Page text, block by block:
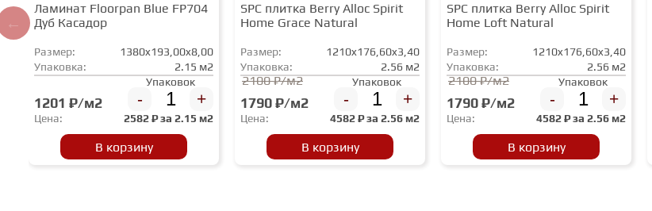
Ламинат Floorpan Blue FP704
Дуб Касадор
Размер:
1380x193,00x8,00
Упаковка:
2.15 м2
1201 ₽/м2
Упаковок
- +
Цена: 2582₽ за 2.15 м2
В корзину
SPC плитка Berry Alloc Spirit
Home Grace Natural
Размер:
1210x176,60x3,40
Упаковка:
2.56 м2
2100 ₽/м2
1790 ₽/м2
Упаковок
- +
Цена: 4582₽ за 2.56 м2
В корзину
SPC плитка Berry Alloc Spirit
Home Loft Natural
Размер:
1210x176,60x3,40
Упаковка:
2.56 м2
2100 ₽/м2
1790 ₽/м2
Упаковок
- +
Цена: 4582₽ за 2.56 м2
В корзину